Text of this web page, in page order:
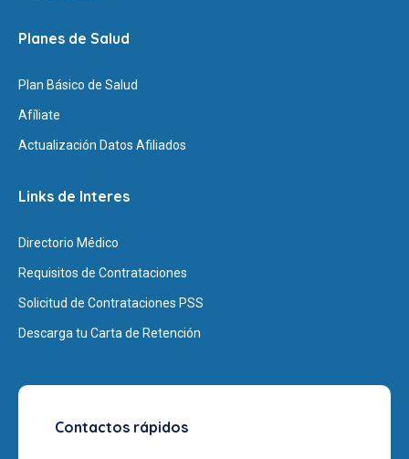
Planes de Salud
Plan Básico de Salud
Afíliate
Actualización Datos Afiliados
Links de Interes
Directorio Médico
Requisitos de Contrataciones
Solicitud de Contrataciones PSS
Descarga tu Carta de Retención
Contactos rápidos